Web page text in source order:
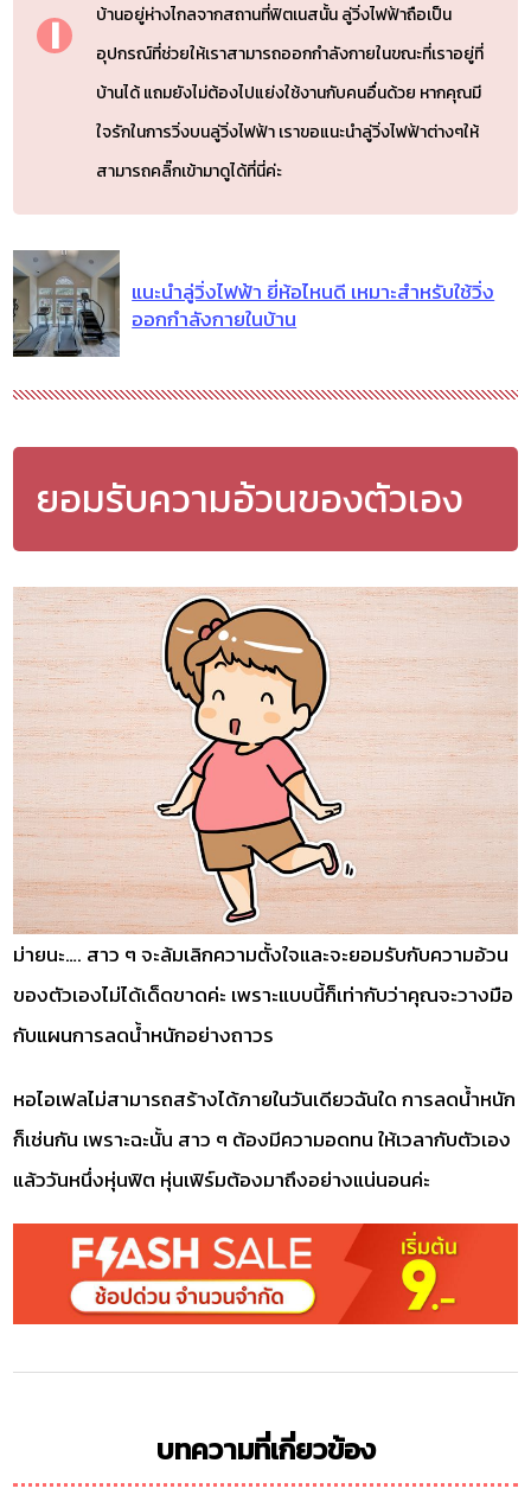
บ้านอยู่ห่างไกลจากสถานที่ฟิตเนสนั้น ลู่วิ่งไฟฟ้าถือเป็น
อุปกรณ์ที่ช่วยให้เราสามารถออกกำลังกายในขณะที่เราอยู่ที่
บ้านได้ แถมยังไม่ต้องไปแย่งใช้งานกับคนอื่นด้วย หากคุณมี
ใจรักในการวิ่งบนลู่วิ่งไฟฟ้า เราขอแนะนำลู่วิ่งไฟฟ้าต่างๆให้
สามารถคลิ๊กเข้ามาดูได้ที่นี่ค่ะ
แนะนำลู่วิ่งไฟฟ้า ยี่ห้อไหนดี เหมาะสำหรับใช้วิ่ง
ออกกำลังกายในบ้าน
ยอมรับความอ้วนของตัวเอง
ม่ายนะ…. สาว ๆ จะล้มเลิกความตั้งใจและจะยอมรับกับความอ้วน
ของตัวเองไม่ได้เด็ดขาดค่ะ เพราะแบบนี้ก็เท่ากับว่าคุณจะวางมือ
กับแผนการลดน้ำหนักอย่างถาวร
หอไอเฟลไม่สามารถสร้างได้ภายในวันเดียวฉันใด การลดน้ำหนัก
ก็เช่นกัน เพราะฉะนั้น สาว ๆ ต้องมีความอดทน ให้เวลากับตัวเอง
แล้ววันหนึ่งหุ่นฟิต หุ่นเฟิร์มต้องมาถึงอย่างแน่นอนค่ะ
บทความที่เกี่ยวข้อง